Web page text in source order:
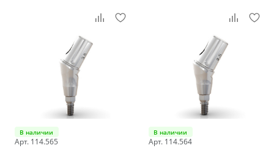
В наличии
Арт. 114.565
В наличии
Арт. 114.564